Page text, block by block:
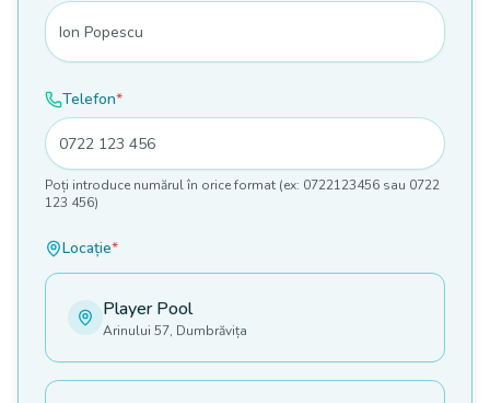
Telefon*
Poți introduce numărul în orice format (ex: 0722123456 sau 0722
123 456)
Locație*
Player Pool
Arinului 57, Dumbrăvița